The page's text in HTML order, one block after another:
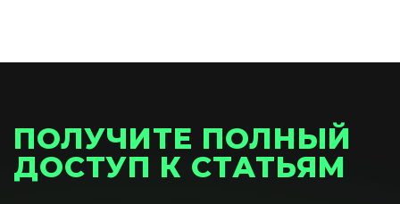
ПОЛУЧИТЕ ПОЛНЫЙ
ДОСТУП К СТАТЬЯМ